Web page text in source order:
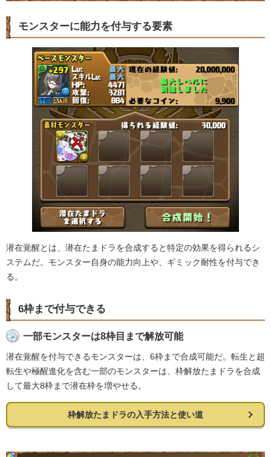
モンスターに能力を付与する要素
潜在覚醒とは、潜在たまドラを合成すると特定の効果を得られるシ
ステムだ。モンスター自身の能力向上や、ギミック耐性を付与でき
る。
6枠まで付与できる
一部モンスターは8枠目まで解放可能
潜在覚醒を付与できるモンスターは、6枠まで合成可能だ。転生と超
転生や極醒進化を含む一部のモンスターは、枠解放たまドラを合成
して最大8枠まで潜在枠を増やせる。
枠解放たまドラの入手方法と使い道